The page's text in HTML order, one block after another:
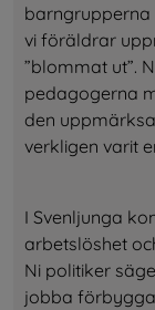
vi föräldrar
”blommat ut”.
pedagogerna
den
verkligen varit
I Svenljunga
arbetslöshet
Ni politiker
jobba